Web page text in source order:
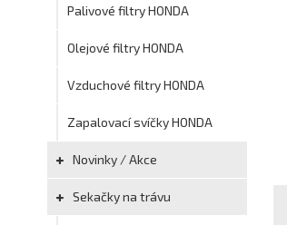
Palivové filtry HONDA
Olejové filtry HONDA
Vzduchové filtry HONDA
Zapalovací svíčky HONDA
Novinky / Akce
Sekačky na trávu